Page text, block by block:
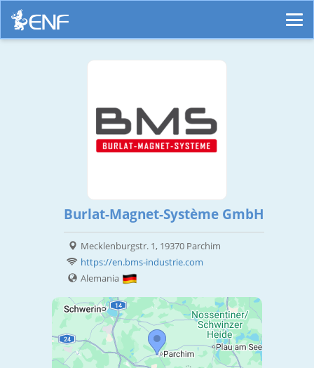
Burlat-Magnet-Système GmbH
Mecklenburgstr. 1, 19370 Parchim
https://en.bms-industrie.com
Alemania